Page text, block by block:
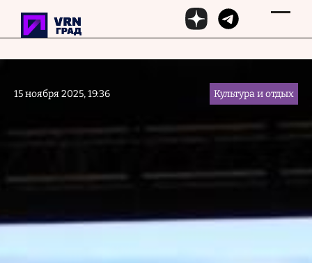
Перейти к основному содержанию
15 ноября 2025, 19:36 Культура и отдых